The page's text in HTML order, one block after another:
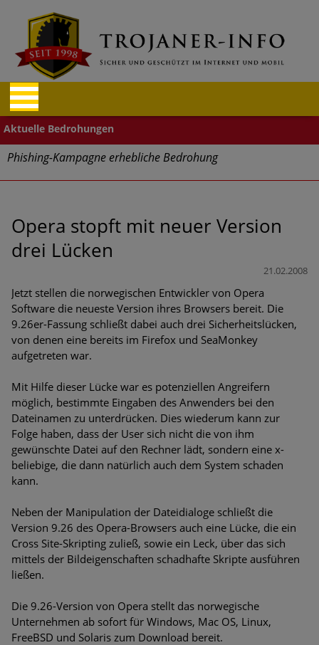
Phishing-Kampagne erhebliche Bedrohung
Identitätsdiebstahl
Exponentiell wachsende Risiken, eine immer
unübersichtlichere Cyber-Bedrohungslage – was CISOs jetzt
Digitale Assets aller Arten im Fokus der aktuellen Cyber-
Bedrohungen
Ungebremster Aufstieg: Mega-Ransomware. Deutsche
unterschätzen
Weiterentwicklung der HTTP-basierten Cyberangriffe lässt
Experten vor Tsunami bei Web-DDoS-Angriffen warnen
Phishing-Trend: Führungskräfte im Visier. Was hilft gegen
Harpoon Whaling?
Aktuelle Phishing-Kampagnen mit großen Markennamen –
Amazon hat nun reagiert
Fake-Unternehmensprofile auf LinkedIn: Unternehmen und
Nutzer im Visier der Datendiebe
Cyber Experience Center in Augsburg
Opera stopft mit neuer Version
drei Lücken
21.02.2008
Jetzt stellen die norwegischen Entwickler von Opera
Software die neueste Version ihres Browsers bereit. Die
9.26er-Fassung schließt dabei auch drei Sicherheitslücken,
von denen eine bereits im Firefox und SeaMonkey
aufgetreten war.
Mit Hilfe dieser Lücke war es potenziellen Angreifern
möglich, bestimmte Eingaben des Anwenders bei den
Dateinamen zu unterdrücken. Dies wiederum kann zur
Folge haben, dass der User sich nicht die von ihm
gewünschte Datei auf den Rechner lädt, sondern eine x-
beliebige, die dann natürlich auch dem System schaden
kann.
Neben der Manipulation der Dateidialoge schließt die
Version 9.26 des Opera-Browsers auch eine Lücke, die ein
Cross Site-Skripting zuließ, sowie ein Leck, über das sich
mittels der Bildeigenschaften schadhafte Skripte ausführen
ließen.
Die 9.26-Version von Opera stellt das norwegische
Unternehmen ab sofort für Windows, Mac OS, Linux,
FreeBSD und Solaris zum Download bereit.